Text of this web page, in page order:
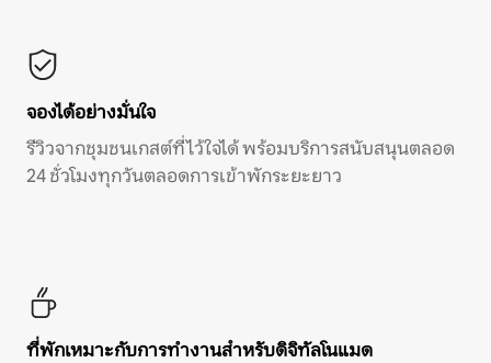
จองได้อย่างมั่นใจ
รีวิวจากชุมชนเกสต์ที่ไว้ใจได้ พร้อมบริการสนับสนุนตลอด
24 ชั่วโมงทุกวันตลอดการเข้าพักระยะยาว
ที่พักเหมาะกับการทำงานสำหรับดิจิทัลโนแมด